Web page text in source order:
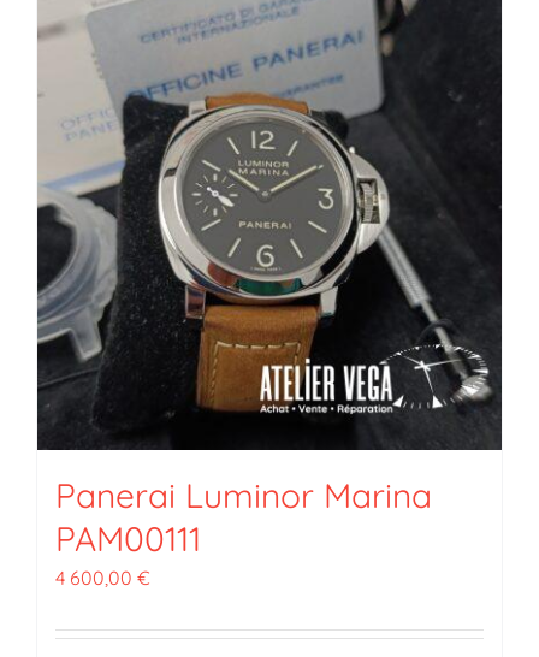
Panerai Luminor Marina
PAM00111
4 600,00 €